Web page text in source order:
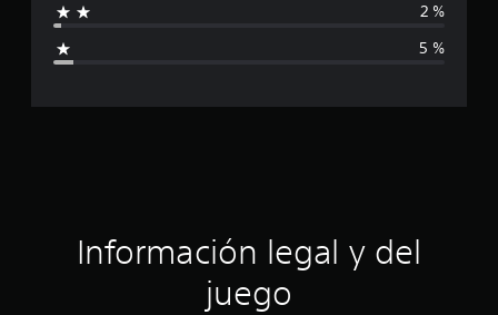
a
ó
2 %
5 %
Información legal y del
juego